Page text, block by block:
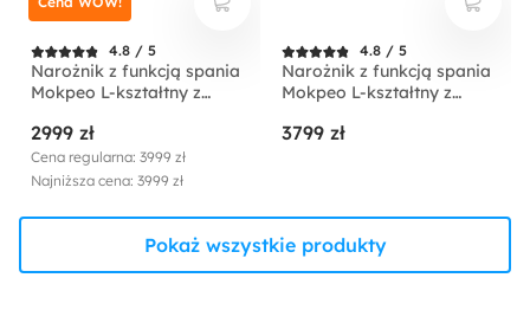
4.8 / 5
Narożnik z funkcją spania
Mokpeo L-kształtny z
czarnych nóżkach beżowy
sztruks prawostronny
2999 zł
Cena regularna: 3999 zł
Najniższa cena: 3999 zł
4.8 / 5
Narożnik z funkcją spania
Mokpeo L-kształtny z
czarnych nóżkach
3799 zł
Pokaż wszystkie produkty